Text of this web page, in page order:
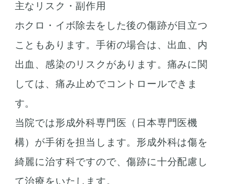
主なリスク・副作用
ホクロ・イボ除去をした後の傷跡が目立つ
こともあります。手術の場合は、出血、内
出血、感染のリスクがあります。痛みに関
しては、痛み止めでコントロールできま
す。
当院では形成外科専門医（日本専門医機
構）が手術を担当します。形成外科は傷を
綺麗に治す科ですので、傷跡に十分配慮し
て治療をいたします。